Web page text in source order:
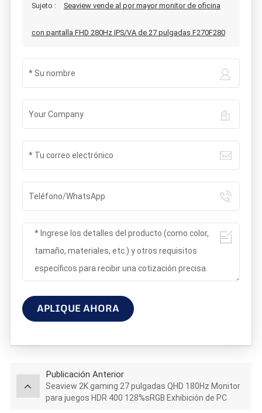
Sujeto : Seaview vende al por mayor monitor de oficina
con pantalla FHD 280Hz IPS/VA de 27 pulgadas F270F280
APLIQUE AHORA
Publicación Anterior
Seaview 2K gaming 27 pulgadas QHD 180Hz Monitor
para juegos HDR 400 128%sRGB Exhibición de PC